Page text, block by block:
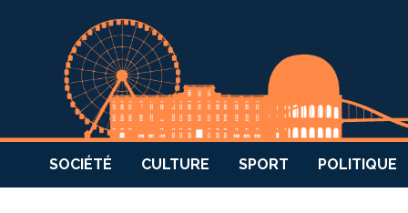
SOCIÉTÉ CULTURE SPORT POLITIQUE